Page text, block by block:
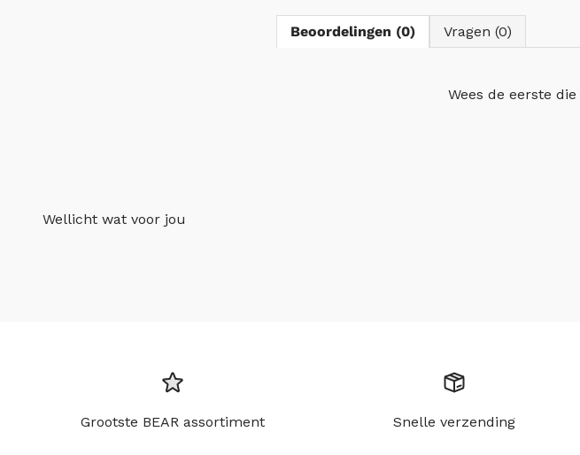
Beoordelingen (0) Vragen (0)
Wees de eerste die
Wellicht wat voor jou
Grootste BEAR assortiment Snelle verzending